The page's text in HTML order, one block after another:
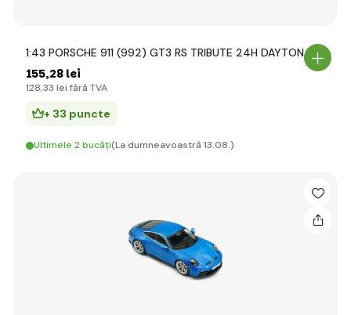
1:43 PORSCHE 911 (992) GT3 RS TRIBUTE 24H DAYTONA
155,28 lei
128,33 lei fără TVA
+ 33 puncte
Ultimele 2 bucăți(La dumneavoastră 13.08.)